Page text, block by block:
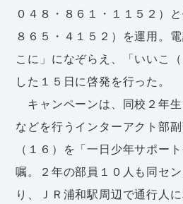
０４８・８６１・１１５２）
８６５・４１５２）を運用。
こに」になぞらえ、「いいこ
した１５日に啓発を行った。
キャンペーンは、同校２年
などを行うインターアクト部
（１６）を「一日少年サポー
嘱。２年の部員１０人も同セ
り、ＪＲ浦和駅周辺で通行人